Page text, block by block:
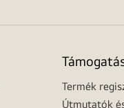
Termék
Útmutatók